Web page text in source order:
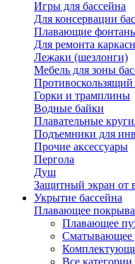
Игры для бассейна
Для консервации
Плавающие
Для ремонта
Лежаки (шезлонги)
Мебель для зоны
Противоскользящий
Горки и трамплины
Водные байки
Плавательные
Подъемники для
Прочие аксессуары
Пергола
Душ
Защитный экран от
Укрытие бассейна
Плавающее
Плавающее
Сматывающее
Все категории